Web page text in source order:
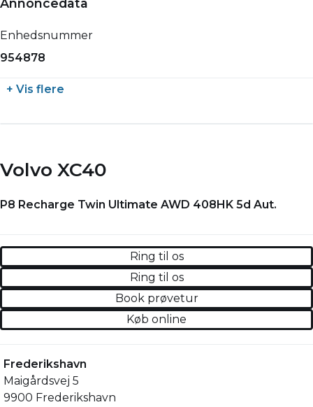
Annoncedata
Enhedsnummer
954878
+ Vis flere
Volvo XC40
P8 Recharge Twin Ultimate AWD 408HK 5d Aut.
Ring til os
Ring til os
Book prøvetur
Køb online
Frederikshavn
Maigårdsvej 5
9900 Frederikshavn